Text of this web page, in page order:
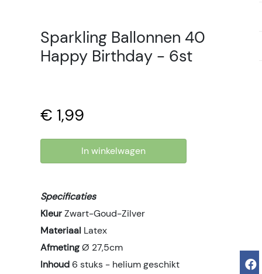
Sparkling Ballonnen 40
Happy Birthday - 6st
€ 1,99
In winkelwagen
Specificaties
KleurZwart-Goud-Zilver
Materiaal Latex
AfmetingØ 27,5cm
Inhoud6 stuks - helium geschikt